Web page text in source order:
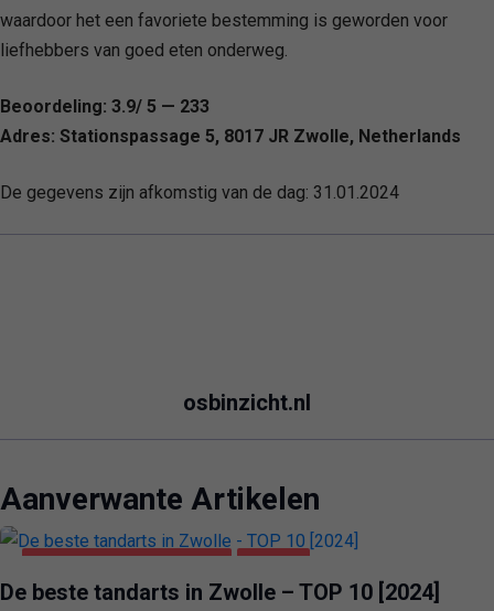
waardoor het een favoriete bestemming is geworden voor
liefhebbers van goed eten onderweg.
Beoordeling: 3.9/ 5 — 233
Adres: Stationspassage 5, 8017 JR Zwolle, Netherlands
De gegevens zijn afkomstig van de dag: 31.01.2024
osbinzicht.nl
Aanverwante Artikelen
De beste tandarts in Zwolle – TOP 10 [2024]